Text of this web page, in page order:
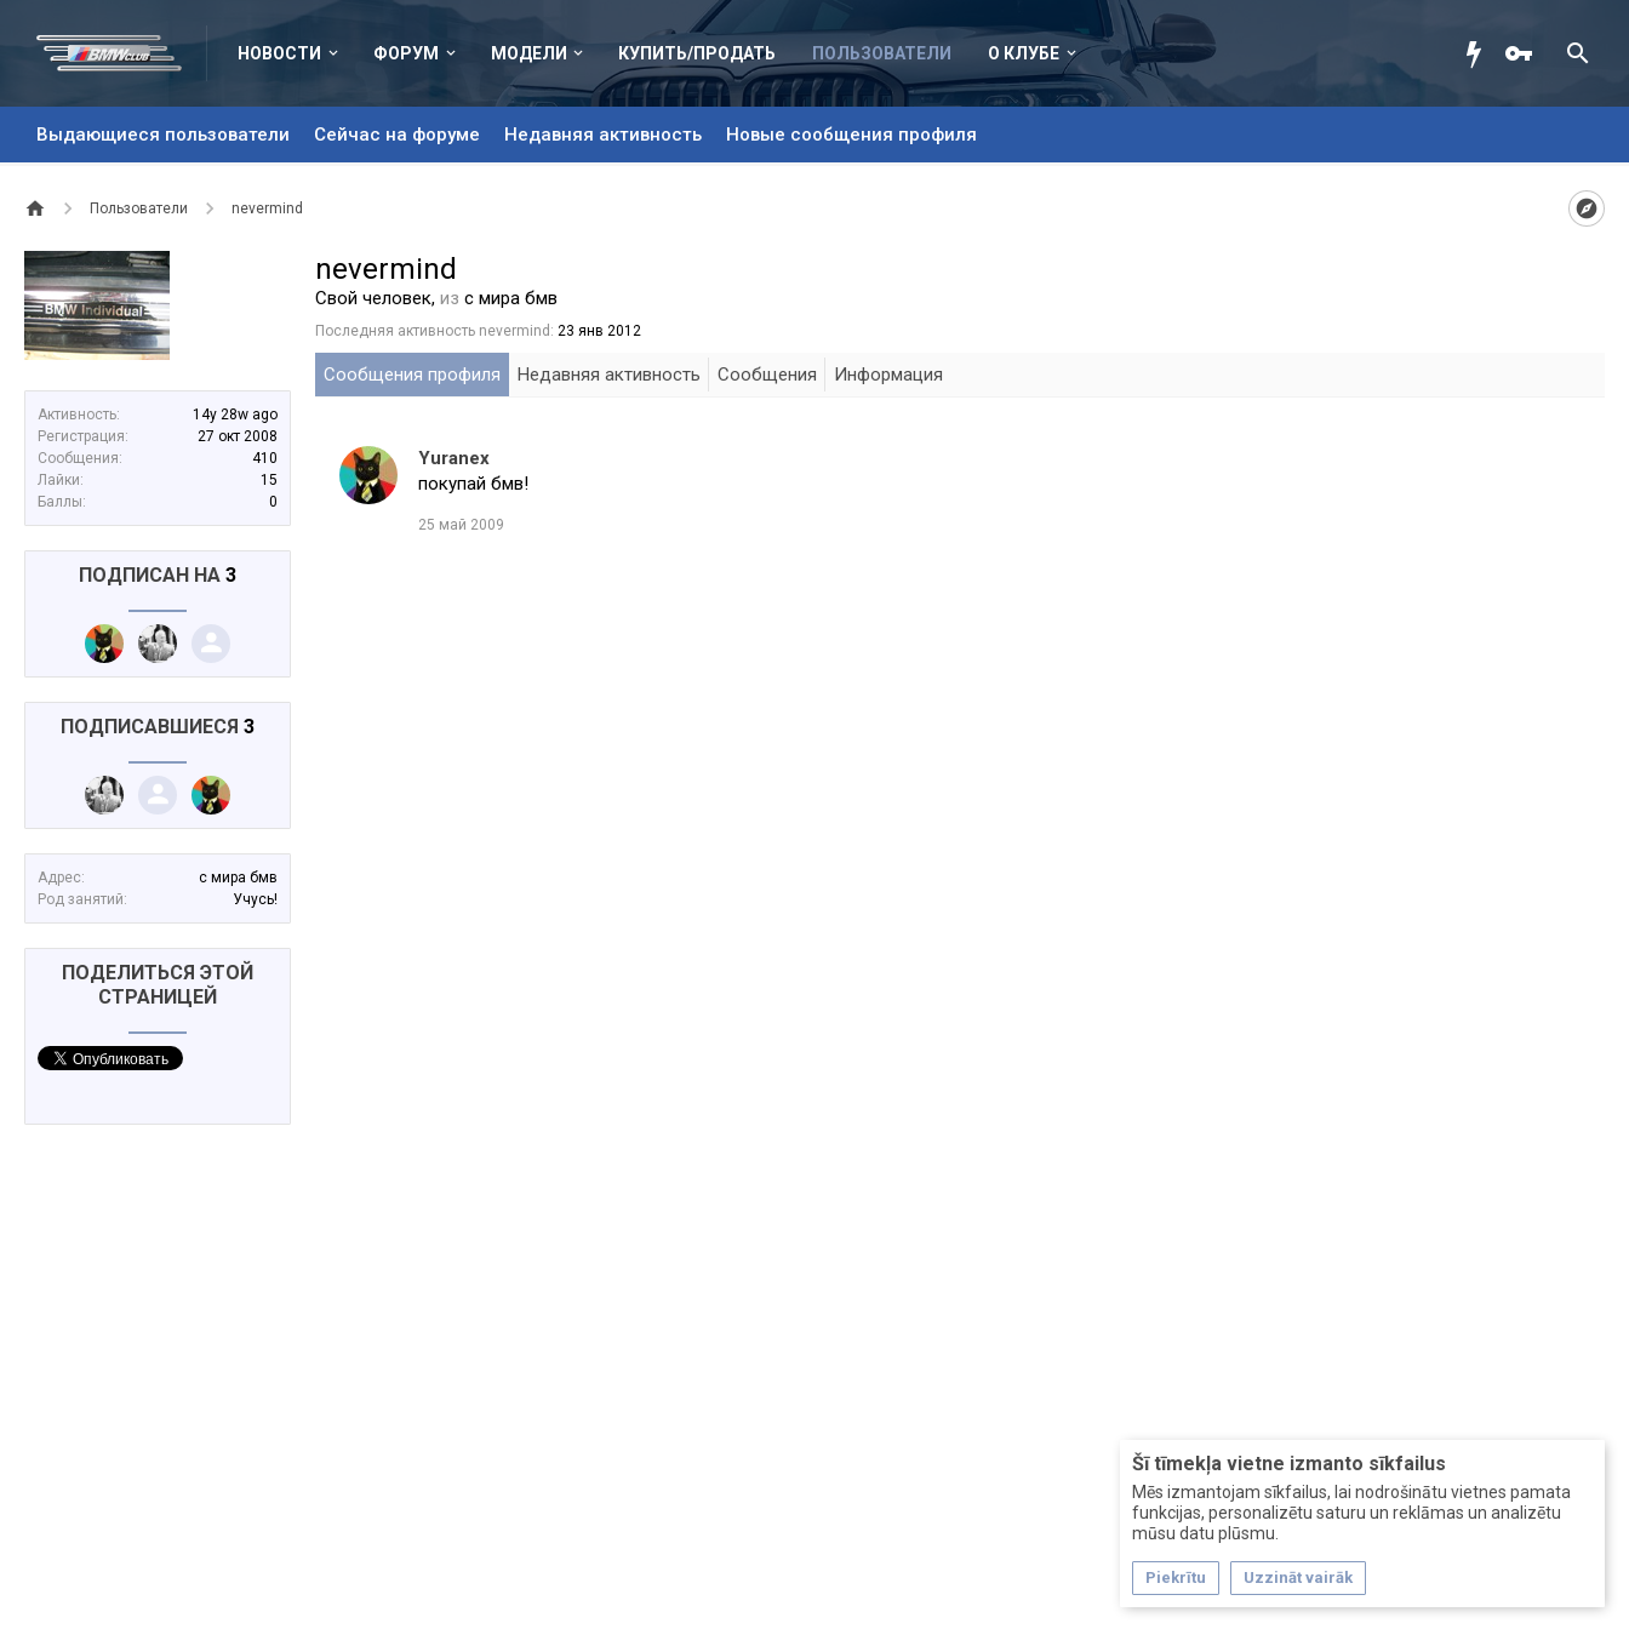
НОВОСТИ ФОРУМ МОДЕЛИ КУПИТЬ/ПРОДАТЬ ПОЛЬЗОВАТЕЛИ
Выдающиеся пользователи Сейчас на форуме Недавняя активность Новые сообщения профиля
О КЛУБЕ
Пользователи nevermind
Šī tīmekļa vietne izmanto sīkfailus
Mēs izmantojam sīkfailus, lai nodrošinātu vietnes pamata
funkcijas, personalizētu saturu un reklāmas un analizētu
mūsu datu plūsmu.
Piekrītu Uzzināt vairāk
Активность:
14y 28w ago
Регистрация:
27 окт 2008
Сообщения:
410
Лайки:
15
Баллы:
0
ПОДПИСАН НА 3
ПОДПИСАВШИЕСЯ 3
Адрес:
с мира бмв
Род занятий:
Учусь!
ПОДЕЛИТЬСЯ ЭТОЙ
СТРАНИЦЕЙ
nevermind
Свой человек, из с мира бмв
Последняя активность nevermind: 23 янв 2012
Сообщения профиля Недавняя активность Сообщения Информация
Yuranex
покупай бмв!
25 май 2009